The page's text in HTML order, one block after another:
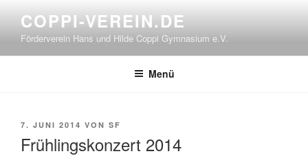
Inhalt
springen
COPPI-VEREIN.DE
Förderverein Hans und Hilde Coppi Gymnasium e.V.
Menü
VERÖFFENTLICHT
7. JUNI 2014 VON SF
Frühlingskonzert 2014